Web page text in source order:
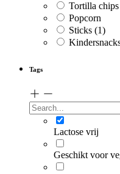
Tortilla
Popcorn
Sticks (1)
Tags
Lactose vrij
Geschikt voor